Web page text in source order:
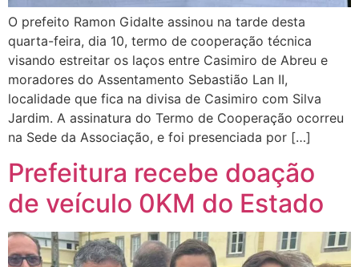
O prefeito Ramon Gidalte assinou na tarde desta
quarta-feira, dia 10, termo de cooperação técnica
visando estreitar os laços entre Casimiro de Abreu e
moradores do Assentamento Sebastião Lan II,
localidade que fica na divisa de Casimiro com Silva
Jardim. A assinatura do Termo de Cooperação ocorreu
na Sede da Associação, e foi presenciada por […]
Prefeitura recebe doação
de veículo 0KM do Estado